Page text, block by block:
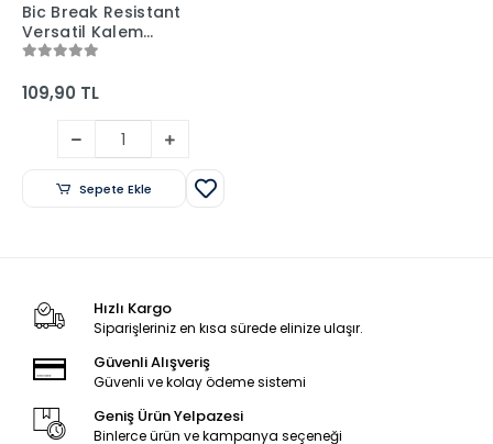
Bic Break Resistant
Versatil Kalem
0.7mm + Silgi + Min
109,90 TL
Sepete Ekle
Hızlı Kargo
Siparişleriniz en kısa sürede elinize ulaşır.
Güvenli Alışveriş
Güvenli ve kolay ödeme sistemi
Geniş Ürün Yelpazesi
Binlerce ürün ve kampanya seçeneği